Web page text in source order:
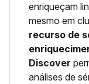
enriqueçam
mesmo em
recurso de
Discover
análises de